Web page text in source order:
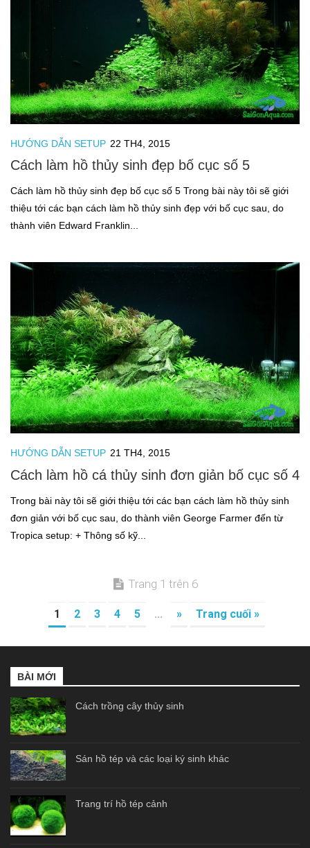
HƯỚNG DẪN SETUP 22 TH4, 2015
Cách làm hồ thủy sinh đẹp bố cục số 5
Cách làm hồ thủy sinh đẹp bố cục số 5 Trong bài này tôi sẽ giới
thiệu tới các bạn cách làm hồ thủy sinh đẹp với bố cục sau, do
thành viên Edward Franklin...
HƯỚNG DẪN SETUP 21 TH4, 2015
Cách làm hồ cá thủy sinh đơn giản bố cục số 4
Trong bài này tôi sẽ giới thiệu tới các bạn cách làm hồ thủy sinh
đơn giản với bố cục sau, do thành viên George Farmer đến từ
Tropica setup: + Thông số kỹ...
Trang 1 trên 6
1 2 3 4 5 ... » Trang cuối »
BÀI MỚI
Cách trồng cây thủy sinh
Sán hồ tép và các loại ký sinh khác
Trang trí hồ tép cảnh